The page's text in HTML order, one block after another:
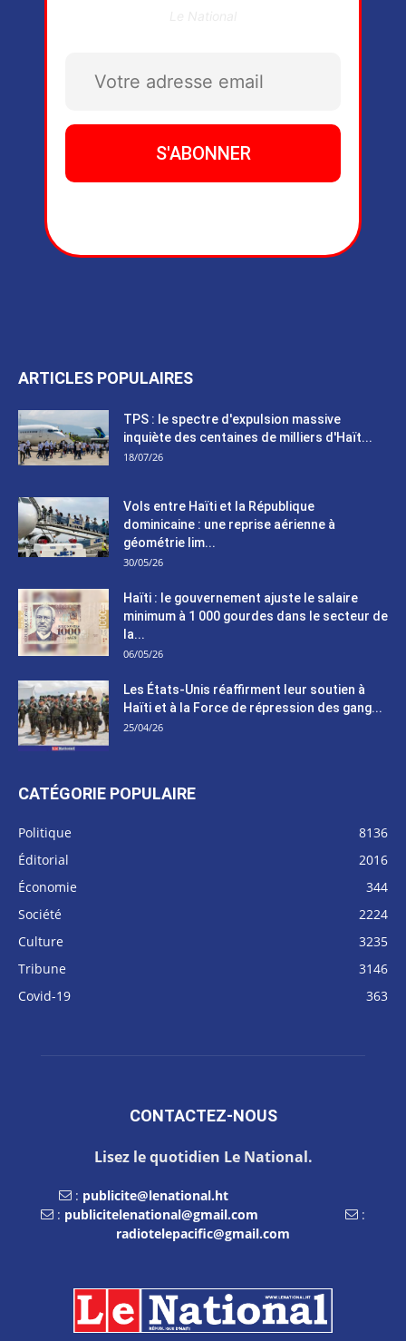
ARTICLES POPULAIRES
TPS : le spectre d'expulsion massive
inquiète des centaines de milliers d'Haït...
18/07/26
Vols entre Haïti et la République
dominicaine : une reprise aérienne à
géométrie lim...
30/05/26
Haïti : le gouvernement ajuste le salaire
minimum à 1 000 gourdes dans le secteur de
la...
06/05/26
Les États-Unis réaffirment leur soutien à
Haïti et à la Force de répression des gang...
25/04/26
CATÉGORIE POPULAIRE
Politique
8136
Éditorial
2016
Économie
344
Société
2224
Culture
3235
Tribune
3146
Covid-19
363
CONTACTEZ-NOUS
Lisez le quotidien Le National.
: publicite@lenational.ht
: publicitelenational@gmail.com
:
radiotelepacific@gmail.com